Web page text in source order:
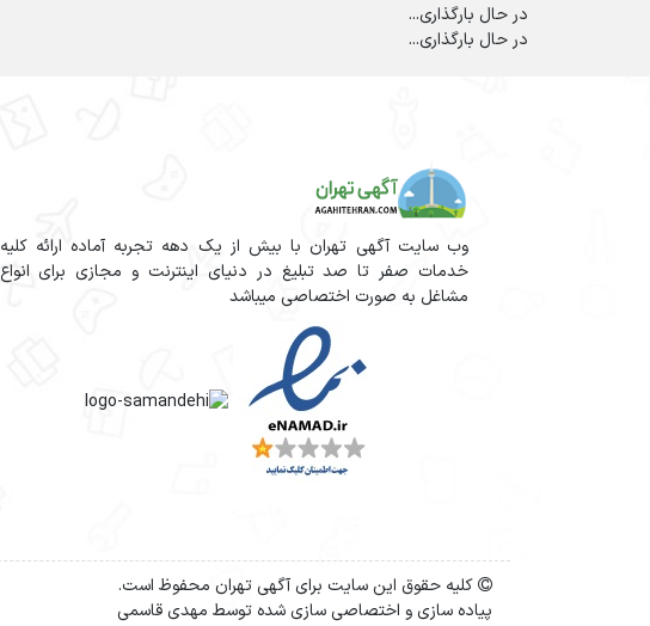
در حال بارگذاری...
در حال بارگذاری...
وب سایت آگهی تهران با بیش از یک دهه تجربه آماده ارائه کلیه
خدمات صفر تا صد تبلیغ در دنیای اینترنت و مجازی برای انواع
مشاغل به صورت اختصاصی میباشد
کلیه حقوق این سایت برای آگهی تهران محفوظ است.
پیاده سازی و اختصاصی سازی شده توسط مهدی قاسمی